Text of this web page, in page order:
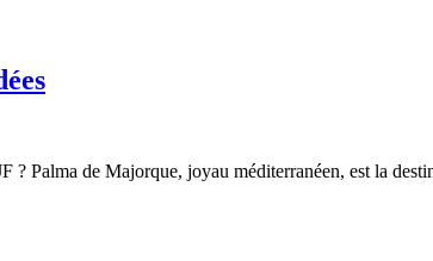
Palma de Majorque, joyau méditerranéen, est la